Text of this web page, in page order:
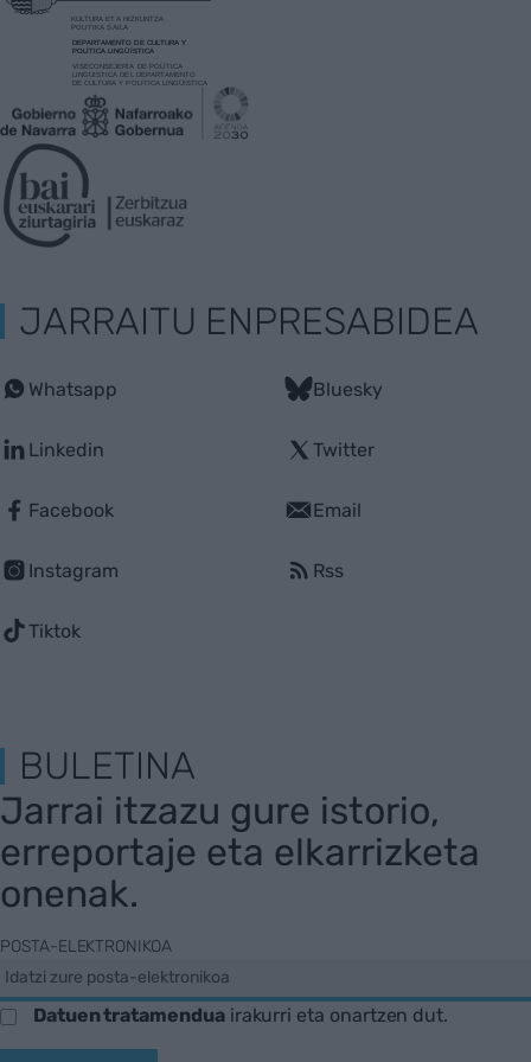
JARRAITU ENPRESABIDEA
Whatsapp
Linkedin
Facebook
Instagram
Tiktok
Bluesky
Twitter
Email
Rss
BULETINA
Jarrai itzazu gure istorio,
erreportaje eta elkarrizketa
onenak.
POSTA-ELEKTRONIKOA
Datuen tratamenduairakurri eta onartzen dut.